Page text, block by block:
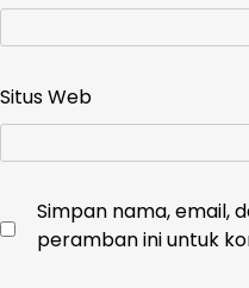
Situs Web
Simpan nama, email,
peramban ini untuk